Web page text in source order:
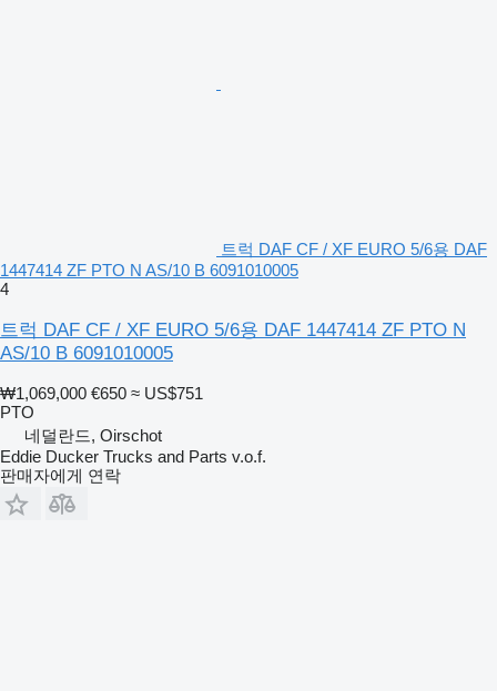
트럭 DAF CF / XF EURO 5/6용 DAF
1447414 ZF PTO N AS/10 B 6091010005
4
트럭 DAF CF / XF EURO 5/6용 DAF 1447414 ZF PTO N
AS/10 B 6091010005
₩1,069,000 €650 ≈ US$751
PTO
네덜란드, Oirschot
Eddie Ducker Trucks and Parts v.o.f.
판매자에게 연락